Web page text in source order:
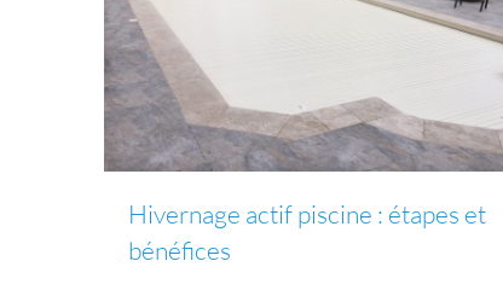
Hivernage actif piscine : étapes et
bénéfices